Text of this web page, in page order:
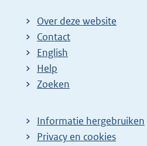
Over deze website
Contact
English
Help
Zoeken
Informatie hergebruiken
Privacy en cookies